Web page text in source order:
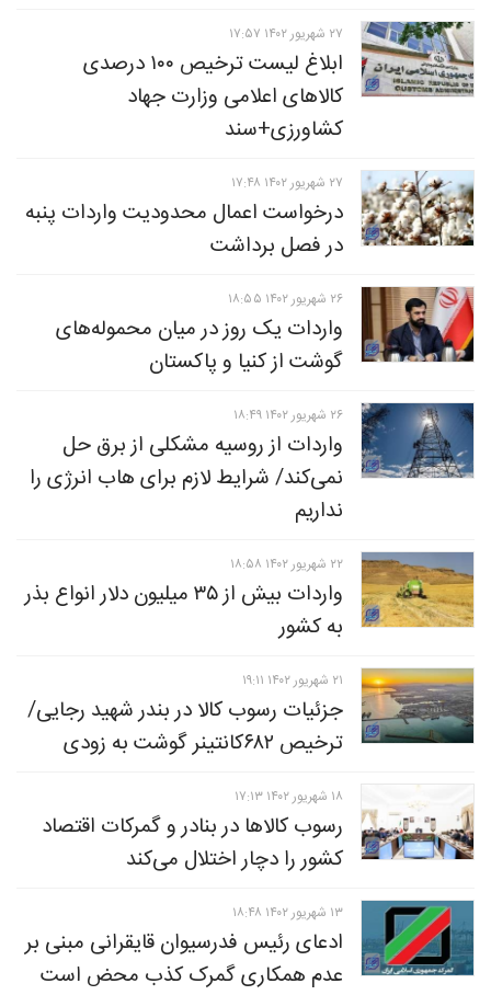
۲۷ شهريور ۱۴۰۲ ۱۷:۵۷
ابلاغ لیست ترخیص ۱۰۰ درصدی
کالاهای اعلامی وزارت جهاد
کشاورزی+سند
۲۷ شهريور ۱۴۰۲ ۱۷:۴۸
درخواست اعمال محدودیت واردات پنبه
در فصل برداشت
۲۶ شهريور ۱۴۰۲ ۱۸:۵۵
واردات یک روز در میان محموله‌های
گوشت از کنیا و پاکستان
۲۶ شهريور ۱۴۰۲ ۱۸:۴۹
واردات از روسیه مشکلی از برق حل
نمی‌کند/ شرایط لازم برای هاب انرژی را
نداریم
۲۲ شهريور ۱۴۰۲ ۱۸:۵۸
واردات بیش از ۳۵ میلیون دلار انواع بذر
به کشور
۲۱ شهريور ۱۴۰۲ ۱۹:۱۱
جزئیات رسوب کالا در بندر شهید رجایی/
ترخیص ۶۸۲کانتینر گوشت به زودی
۱۸ شهريور ۱۴۰۲ ۱۷:۱۳
رسوب کالاها در بنادر و گمرکات اقتصاد
کشور را دچار اختلال می‌کند
۱۳ شهريور ۱۴۰۲ ۱۸:۴۸
ادعای رئیس فدرسیوان قایقرانی مبنی بر
عدم همکاری گمرک کذب محض است